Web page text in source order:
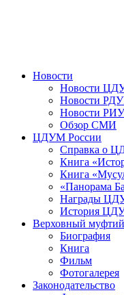
Новости
Новости
Новости
Новости
Обзор СМИ
ЦДУМ России
Справка о
Книга
Книга
«Панорама
Награды
История
Верховный муфтий
Биография
Книга
Фильм
Фотогалерея
Законодательство